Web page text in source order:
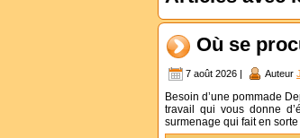
Où se
7 août 2026 | Auteur
Besoin d’une pommade
travail qui vous donne
surmenage qui fait en sorte